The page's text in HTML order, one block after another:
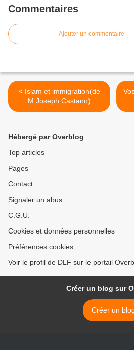
Commentaires
Ajouter un commentaire
< Islam et immigration(de
M.Joseph Castano)
Hébergé par Overblog
Top articles
Pages
Contact
Signaler un abus
C.G.U.
Cookies et données personnelles
Préférences cookies
Voir le profil de DLF sur le portail
Créer un blog sur
Créer un